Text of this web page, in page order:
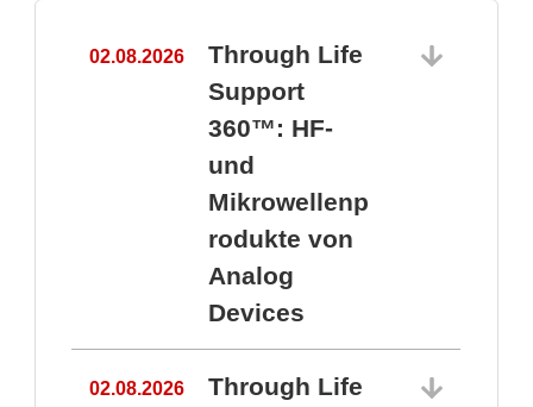
02.08.2026
Through Life
Support
360™: HF-
und
Mikrowellenp
rodukte von
Analog
Devices
02.08.2026
Through Life